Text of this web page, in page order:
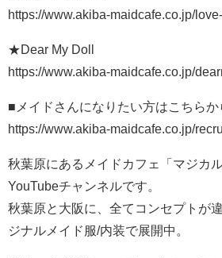
https://www.akiba-maidcafe.co.jp/
★Dear My Doll
https://www.akiba-maidcafe.co.jp/
■メイドさんになりたい方はこちらか
https://www.akiba-maidcafe.co.jp/
秋葉原にあるメイドカフェ「マジカ
YouTubeチャンネルです。
秋葉原と大阪に、全てコンセプトが
ジナルメイド服/内装で展開中。